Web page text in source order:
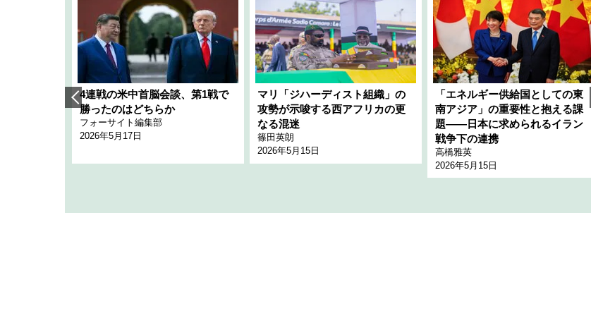
4連戦の米中首脳会談、第1戦で
勝ったのはどちらか
フォーサイト編集部
2026年5月17日
マリ「ジハーディスト組織」の
攻勢が示唆する西アフリカの更
なる混迷
篠田英朗
2026年5月15日
「エネルギー供給国としての東
南アジア」の重要性と抱える課
題――日本に求められるイラン
戦争下の連携
高橋雅英
2026年5月15日